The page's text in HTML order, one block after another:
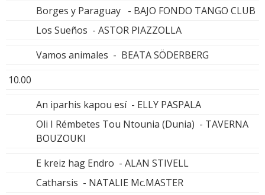
Borges y Paraguay - BAJO FONDO TANGO CLUB
Los Sueños - ASTOR PIAZZOLLA
Vamos animales - BEATA SÖDERBERG
10.00
An iparhis kapou esí - ELLY PASPALA
Oli I Rémbetes Tou Ntounia (Dunia) - TAVERNA
BOUZOUKI
E kreiz hag Endro - ALAN STIVELL
Catharsis - NATALIE Mc.MASTER